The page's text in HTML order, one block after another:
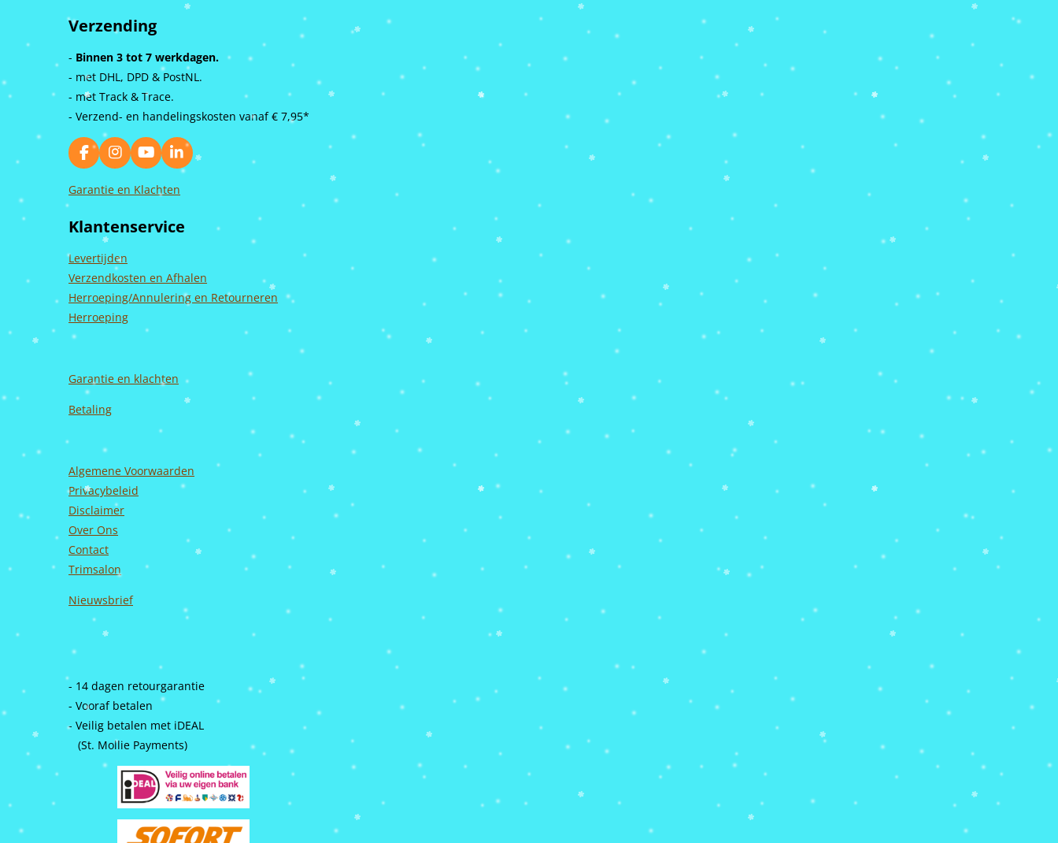
Verzending
- Binnen 3 tot 7 werkdagen.
- met DHL, DPD & PostNL.
- met Track & Trace.
- Verzend- en handelingskosten vanaf € 7,95*
F
a
c
o
k
I
n
s
g
a
m
Y
o
u
b
L
i
n
d
Garantie en Klachten
Klantenservice
Levertijden
Verzendkosten en Afhalen
Herroeping/Annulering en Retourneren
Herroeping
Garantie en klachten
Betaling
Algemene Voorwaarden
Privacybeleid
Disclaimer
Over Ons
Contact
Trimsalon
Nieuwsbrief
- 14 dagen retourgarantie
- Vooraf betalen
- Veilig betalen met iDEAL
(St. Mollie Payments)